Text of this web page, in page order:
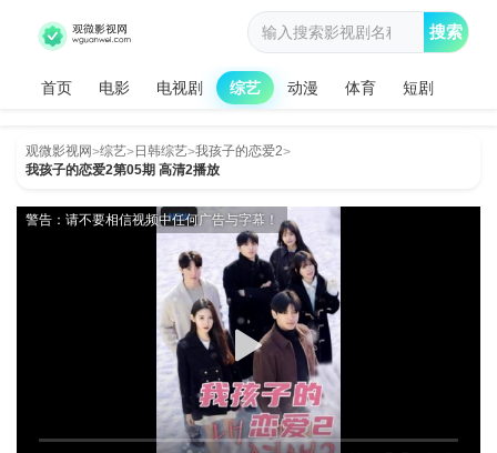
首页 电影 电视剧 综艺 动漫 体育 短剧
搜索
观微影视网>综艺>日韩综艺>我孩子的恋爱2>
我孩子的恋爱2第05期 高清2播放
警告：请不要相信视频中任何广告与字幕！